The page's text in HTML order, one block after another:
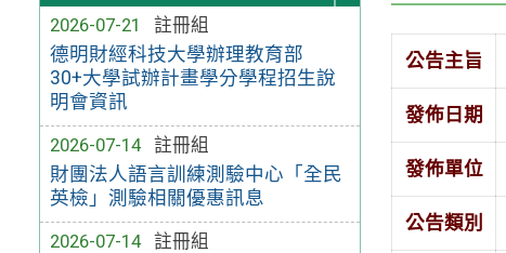
2026-07-21
註冊組
德明財經科技大學辦理教育部
30+大學試辦計畫學分學程招生說
明會資訊
2026-07-14
註冊組
財團法人語言訓練測驗中心「全民
英檢」測驗相關優惠訊息
2026-07-14
註冊組
公告主旨
發佈日期
發佈單位
公告類別